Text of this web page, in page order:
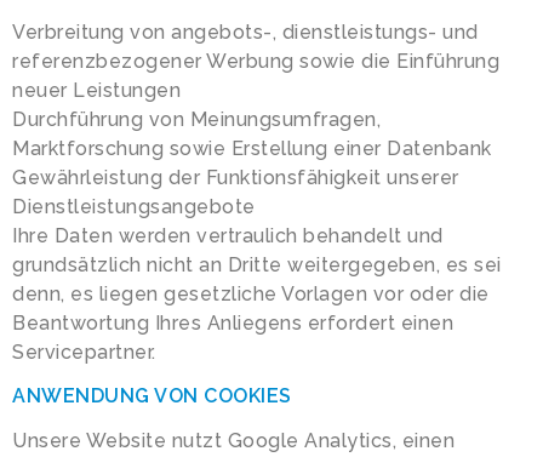
Verbreitung von angebots-, dienstleistungs- und
referenzbezogener Werbung sowie die Einführung
neuer Leistungen
Durchführung von Meinungsumfragen,
Marktforschung sowie Erstellung einer Datenbank
Gewährleistung der Funktionsfähigkeit unserer
Dienstleistungsangebote
Ihre Daten werden vertraulich behandelt und
grundsätzlich nicht an Dritte weitergegeben, es sei
denn, es liegen gesetzliche Vorlagen vor oder die
Beantwortung Ihres Anliegens erfordert einen
Servicepartner.
ANWENDUNG VON COOKIES
Unsere Website nutzt Google Analytics, einen